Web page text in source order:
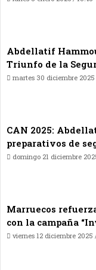
Abdellatif
Triunfo de la
martes 30 diciembre 2025
CAN 2025:
preparativos de
domingo 21 diciembre
Marruecos
con la campaña
viernes 12 diciembre 2025